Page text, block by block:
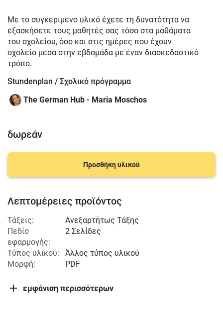
Με το συγκεριμενο υλικό έχετε τη δυνατότητα να
εξασκήσετε τους μαθητές σας τόσο στα μαθάματα
του σχολείου, όσο και στις ημέρες που έχουν
σχολείο μέσα στην εβδομάδα με έναν διασκεδαστικό
τρόπο.
Stundenplan / Σχολικό πρόγραμμα
The German Hub - Maria Moschos
δωρεάν
Προσθήκη υλικού
Λεπτομέρειες προϊόντος
Τάξεις:
Ανεξαρτήτως Τάξης
Πεδίο
εφαρμογής:
2 Σελίδες
Τύπος υλικού:
Άλλος τύπος υλικού
Μορφή:
PDF
εμφάνιση περισσότερων